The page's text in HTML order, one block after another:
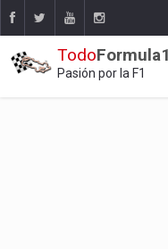
TodoFormula1
Pasión por la F1